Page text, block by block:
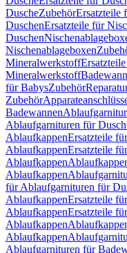
DuscheZubehörErsatzteile
DuschenErsatzteile für
Duschen
Nischenablageboxen
Mineralwerkstoff
Mineralwerkstoff
für BabysZubehör
Zubehör
Badewannen
Ablaufgarnituren für
AblaufkappenErsatzteile
AblaufkappenErsatzteile
Ablaufkappen
Ablaufkappen
für Ablaufgarnituren für
AblaufkappenErsatzteile
AblaufkappenErsatzteile
Ablaufkappen
Ablaufkappen
Ablaufgarnituren für